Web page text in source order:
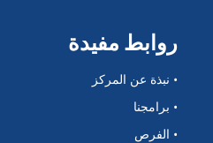
روابط مفيدة
• نبذة عن المركز
• برامجنا
• الفرص